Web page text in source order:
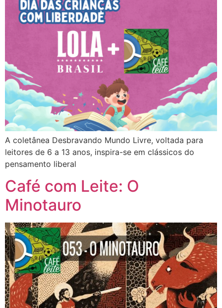
A coletânea Desbravando Mundo Livre, voltada para
leitores de 6 a 13 anos, inspira-se em clássicos do
pensamento liberal
Café com Leite: O
Minotauro